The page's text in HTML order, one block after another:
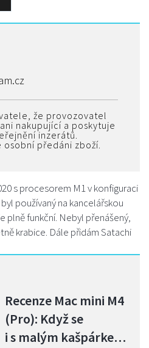
že provozovatel
nakupující a poskytuje
inzerátů.
předáni zboží.
s procesorem M1 v konfiguraci
používaný na kancelářskou
plně funkční. Nebyl přenášený,
krabice. Dále přidám Satachi
Recenze Mac mini M4
(Pro): Když se
i s malým kašpárkem